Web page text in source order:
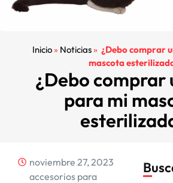
Inicio» Noticias» ¿Debo comprar
mascota
¿Debo comprar
para mi
noviembre 27, 2023
accesorios para